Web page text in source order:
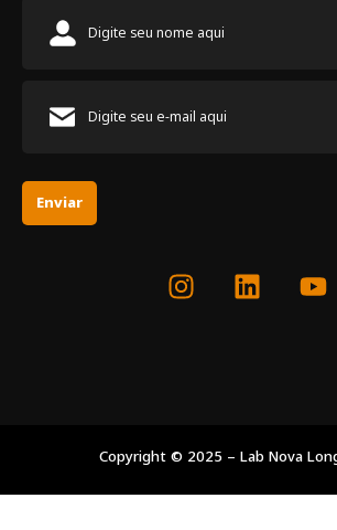
Enviar
Copyright © 2025 – Lab Nova